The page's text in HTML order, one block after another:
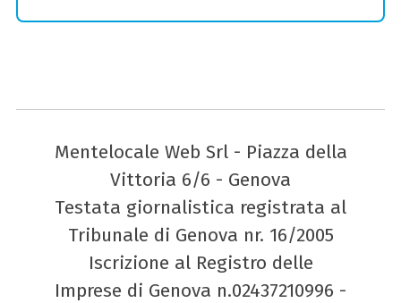
Mentelocale Web Srl - Piazza della
Vittoria 6/6 - Genova
Testata giornalistica registrata al
Tribunale di Genova nr. 16/2005
Iscrizione al Registro delle
Imprese di Genova n.02437210996 -